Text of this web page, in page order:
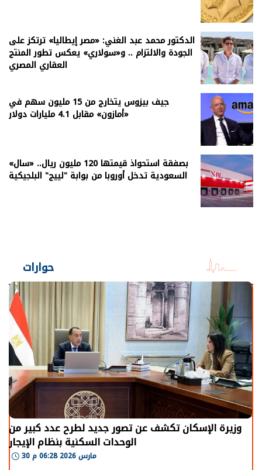
الدكتور محمد عبد الغني: «مصر إيطاليا» ترتكز على
الجودة والالتزام .. و«سولاري» يعكس تطور المنتج
العقاري المصري
جيف بيزوس يتخارج من 15 مليون سهم في
«أمازون» مقابل 4.1 مليارات دولار
بصفقة استحواذ قيمتها 120 مليون ريال.. «سال»
السعودية تدخل أوروبا من بوابة "لييج" البلجيكية
حوارات
وزيرة الإسكان تكشف عن تصور جديد لطرح عدد كبير من
الوحدات السكنية بنظام الإيجار
30 مارس 2026 06:28 م